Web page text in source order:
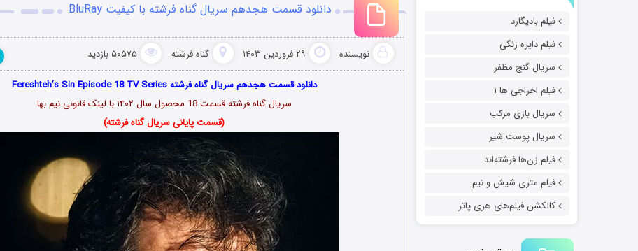
فیلم بادیگارد
فیلم دایره زنگی
سریال گنج مظفر
فیلم اخراجی ها ۱
سریال بازی مرکب
سریال پوست شیر
فیلم زن‌ها فرشته‌اند
فیلم متری شیش و نیم
کالکشن فیلم‌های هری پاتر
دانلود قسمت هجدهم سریال گناه فرشته با کیفیت BluRay
نویسنده ۲۹ فروردین ۱۴۰۳ گناه فرشته ۵۰۵۷۵ بازدید
دانلود قسمت هجدهم سریال گناه فرشته Fereshteh’s Sin Episode 18 TV Series
سریال گناه فرشته قسمت 18 محصول سال ۱۴۰۲ با لینک قانونی نیم بها
(قسمت پایانی سریال گناه فرشته)